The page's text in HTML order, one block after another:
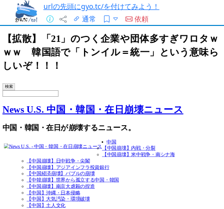
urlの先頭にgyo.tc/を付けてみよう！
通常
依頼